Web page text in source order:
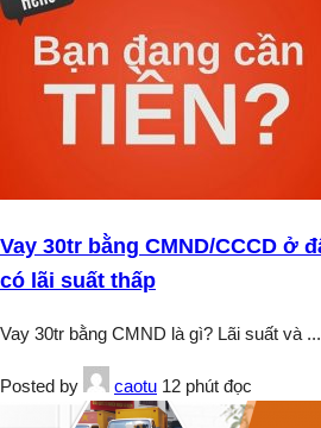
Vay 30tr bằng CMND/CCCD ở
có lãi suất thấp
Vay 30tr bằng CMND là gì? Lãi suất và ...
Posted by caotu 12 phút đọc